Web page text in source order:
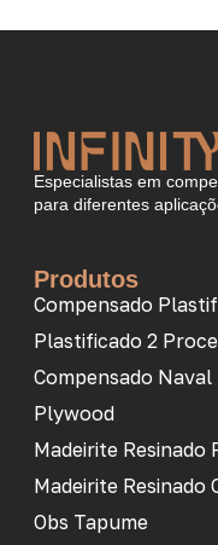
Especialistas em
para diferentes
Produtos
Compensado
Plastificado 2
Compensado Naval
Plywood
Madeirite Resinado
Madeirite Resinado
Obs Tapume